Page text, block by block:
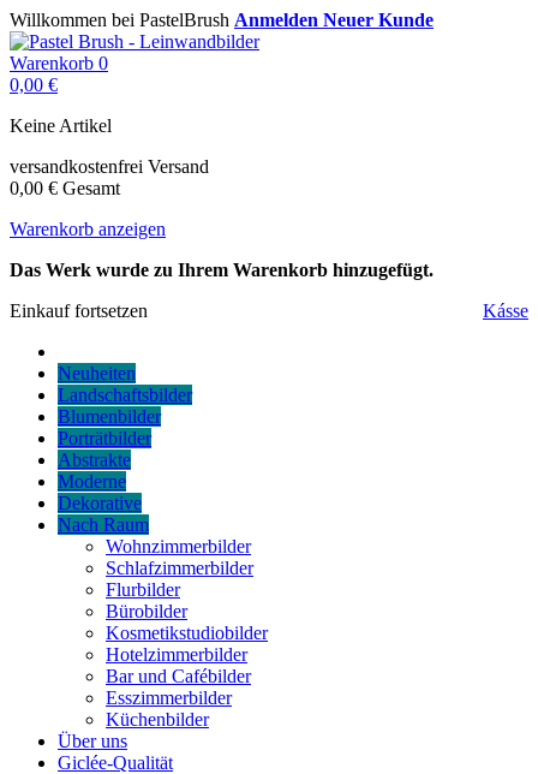
Willkommen bei PastelBrush Anmelden Neuer Kunde
Warenkorb 0
0,00 €
Keine Artikel
versandkostenfrei Versand
0,00 € Gesamt
Warenkorb anzeigen
Das Werk wurde zu Ihrem Warenkorb hinzugefügt.
Einkauf fortsetzen
Kásse
Neuheiten
Landschaftsbilder
Blumenbilder
Porträtbilder
Abstrakte
Moderne
Dekorative
Nach Raum
Wohnzimmerbilder
Schlafzimmerbilder
Flurbilder
Bürobilder
Kosmetikstudiobilder
Hotelzimmerbilder
Bar und Cafébilder
Esszimmerbilder
Küchenbilder
Über uns
Giclée-Qualität